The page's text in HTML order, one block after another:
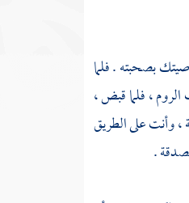
بصحبته . فلما
، فلما قبض ،
، وأنت على الطريق
.